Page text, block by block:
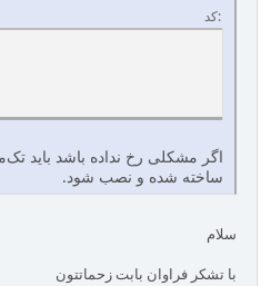
کد
اگر مشکلی رخ نداده باشد باید
ساخته شده و نصب شود.
سلام
با تشکر فراوان بابت زحماتتون